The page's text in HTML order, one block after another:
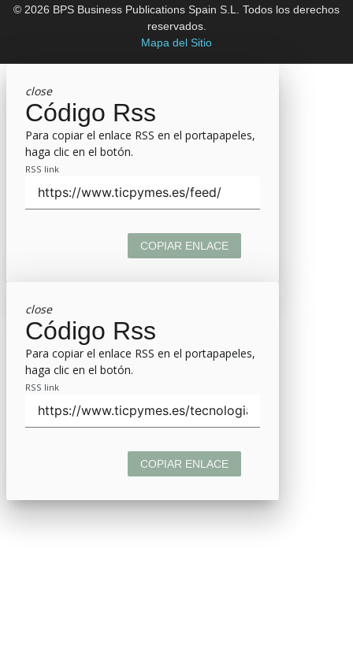
© 2026 BPS Business Publications Spain S.L. Todos los derechos
reservados.
Mapa del Sitio
close
Código Rss
Para copiar el enlace RSS en el portapapeles,
haga clic en el botón.
RSS link
COPIAR ENLACE
close
Código Rss
Para copiar el enlace RSS en el portapapeles,
haga clic en el botón.
RSS link
COPIAR ENLACE